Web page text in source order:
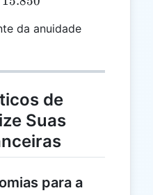
da anuidade
de
Suas
para a